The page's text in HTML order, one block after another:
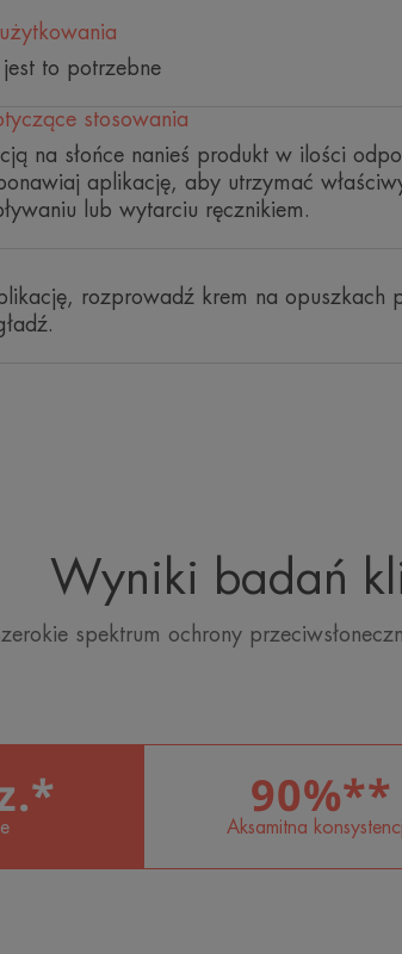
to potrzebne
stosowania
na słońce nanieś produkt w ilości
aplikację, aby utrzymać
lub wytarciu ręcznikiem.
rozprowadź krem na
Wyniki badań
spektrum ochrony
90%**
Aksamitna